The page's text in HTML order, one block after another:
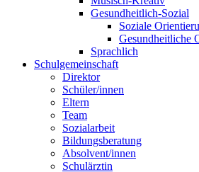
Gesundheitlich-Sozial
Soziale
Gesundheitliche
Sprachlich
Schulgemeinschaft
Direktor
Schüler/innen
Eltern
Team
Sozialarbeit
Bildungsberatung
Absolvent/innen
Schulärztin